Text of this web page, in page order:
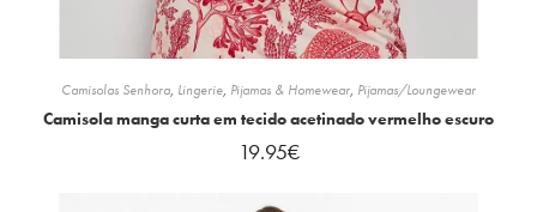
Camisolas Senhora, Lingerie, Pijamas & Homewear, Pijamas/Loungewear
Camisola manga curta em tecido acetinado vermelho escuro
19.95€